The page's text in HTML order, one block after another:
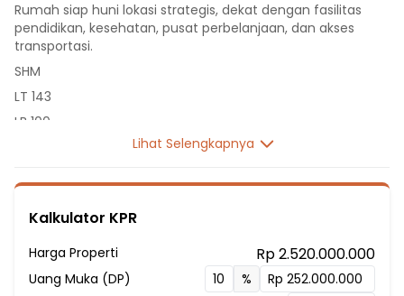
Rumah siap huni lokasi strategis, dekat dengan fasilitas
pendidikan, kesehatan, pusat perbelanjaan, dan akses
transportasi.
SHM
LT 143
LB 100
3 Kamar Mandi
Listrik 4400 VA
Fasilitas Sekitar Hunian:
Lihat Selengkapnya
Kalkulator KPR
Harga Properti Rp 2.520.000.000
Uang Muka (DP)
%